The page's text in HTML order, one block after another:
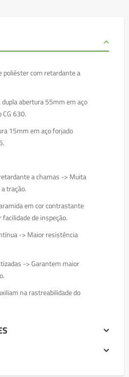
poliéster com retardante a
abertura 55mm em aço
630.
15mm em aço forjado
a chamas -> Muita
tração.
em cor contrastante
de inspeção.
-> Maior resistência
-> Garantem maior
na rastreabilidade do